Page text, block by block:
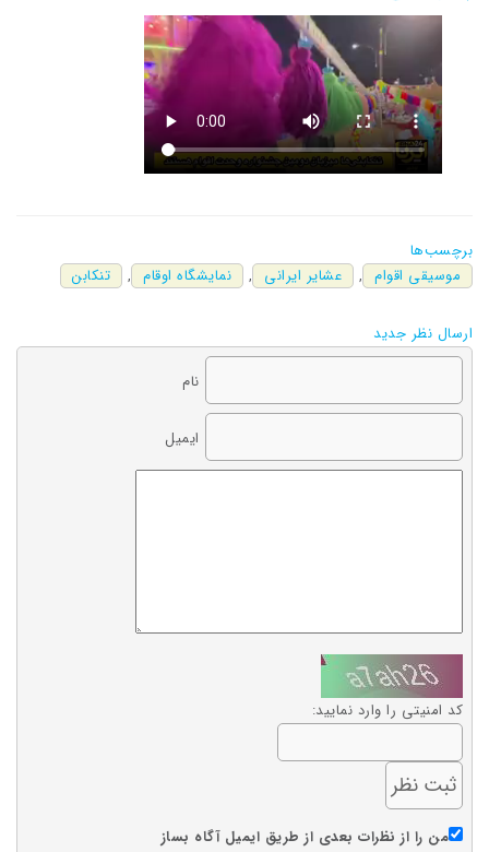
برچسب‌ها
موسیقی اقوام , عشایر ایرانی , نمایشگاه اوقام , تنکابن
ارسال نظر جدید
نام
ایمیل
کد امنیتی را وارد نمایید:
من را از نظرات بعدی از طریق ایمیل آگاه بساز